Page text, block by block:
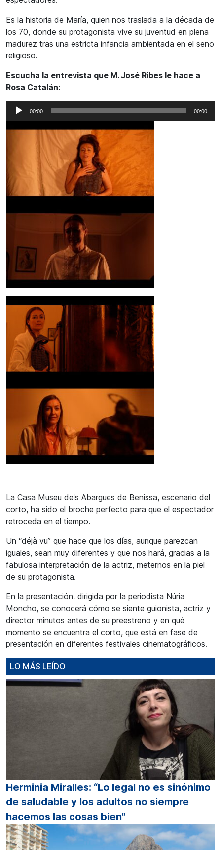
Es la historia de María, quien nos traslada a la década de
los 70, donde su protagonista vive su juventud en plena
madurez tras una estricta infancia ambientada en el seno
religioso.
Escucha la entrevista que M. José Ribes le hace a
Rosa Catalán:
Reproductor
audio
00:00 00:00
La Casa Museu dels Abargues de Benissa, escenario del
corto, ha sido el broche perfecto para que el espectador
retroceda en el tiempo.
Un “déjà vu” que hace que los días, aunque parezcan
iguales, sean muy diferentes y que nos hará, gracias a la
fabulosa interpretación de la actriz, meternos en la piel
de su protagonista.
En la presentación, dirigida por la periodista Núria
Moncho, se conocerá cómo se siente guionista, actriz y
director minutos antes de su preestreno y en qué
momento se encuentra el corto, que está en fase de
presentación en diferentes festivales cinematográficos.
LO MÁS LEÍDO
Herminia Miralles: “Lo legal no es sinónimo
de saludable y los adultos no siempre
hacemos las cosas bien”